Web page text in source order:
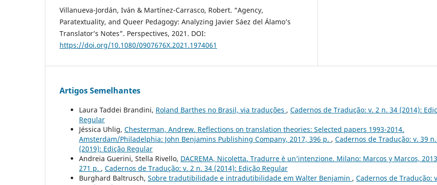
Villanueva-Jordán, Iván & Martínez-Carrasco, Robert. “Agency,
Paratextuality, and Queer Pedagogy: Analyzing Javier Sáez del Álamo’s
Translator’s Notes”. Perspectives, 2021. DOI:
https://doi.org/10.1080/0907676X.2021.1974061
Artigos Semelhantes
Laura Taddei Brandini, Roland Barthes no Brasil, via traduções , Cadernos de Tradução: v. 2 n. 34 (2014):
Regular
Jéssica Uhlig, Chesterman, Andrew. Reflections on translation theories: Selected papers 1993-2014.
Amsterdam/Philadelphia: John Benjamins Publishing Company, 2017, 396 p. , Cadernos de Tradução: v. 39
(2019): Edição Regular
Andreia Guerini, Stella Rivello, DACREMA, Nicoletta. Tradurre è un’intenzione. Milano: Marcos y Marcos,
271 p. , Cadernos de Tradução: v. 2 n. 34 (2014): Edição Regular
Burghard Baltrusch, Sobre tradutibilidade e intradutibilidade em Walter Benjamin , Cadernos de Tradução: